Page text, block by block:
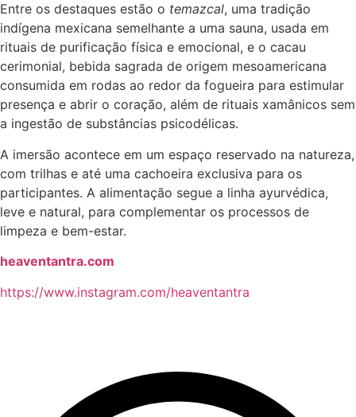
Entre os destaques estão o temazcal, uma tradição
indígena mexicana semelhante a uma sauna, usada em
rituais de purificação física e emocional, e o cacau
cerimonial, bebida sagrada de origem mesoamericana
consumida em rodas ao redor da fogueira para estimular
presença e abrir o coração, além de rituais xamânicos sem
a ingestão de substâncias psicodélicas.
A imersão acontece em um espaço reservado na natureza,
com trilhas e até uma cachoeira exclusiva para os
participantes. A alimentação segue a linha ayurvédica,
leve e natural, para complementar os processos de
limpeza e bem-estar.
heaventantra.com
https://www.instagram.com/heaventantra